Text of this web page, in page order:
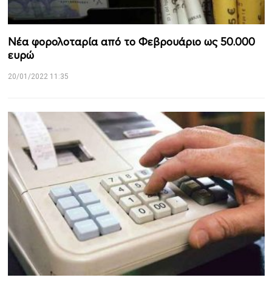
Νέα φορολοταρία από το Φεβρουάριο ως 50.000
ευρώ
20/01/2022 11:35